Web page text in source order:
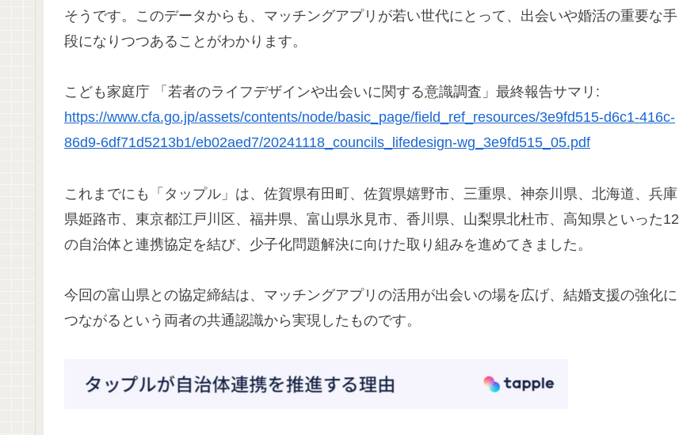
そうです。このデータからも、マッチングアプリが若い世代にとって、出会いや婚活の重要な手
段になりつつあることがわかります。
こども家庭庁 「若者のライフデザインや出会いに関する意識調査」最終報告サマリ:
https://www.cfa.go.jp/assets/contents/node/basic_page/field_ref_resources/3e9fd515-d6c1-416c-
86d9-6df71d5213b1/eb02aed7/20241118_councils_lifedesign-wg_3e9fd515_05.pdf
これまでにも「タップル」は、佐賀県有田町、佐賀県嬉野市、三重県、神奈川県、北海道、兵庫
県姫路市、東京都江戸川区、福井県、富山県氷見市、香川県、山梨県北杜市、高知県といった12
の自治体と連携協定を結び、少子化問題解決に向けた取り組みを進めてきました。
今回の富山県との協定締結は、マッチングアプリの活用が出会いの場を広げ、結婚支援の強化に
つながるという両者の共通認識から実現したものです。